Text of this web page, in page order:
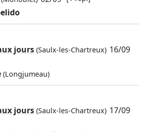
jours(Saulx-les-Chartreux) 16/09
(Longjumeau)
jours(Saulx-les-Chartreux) 17/09